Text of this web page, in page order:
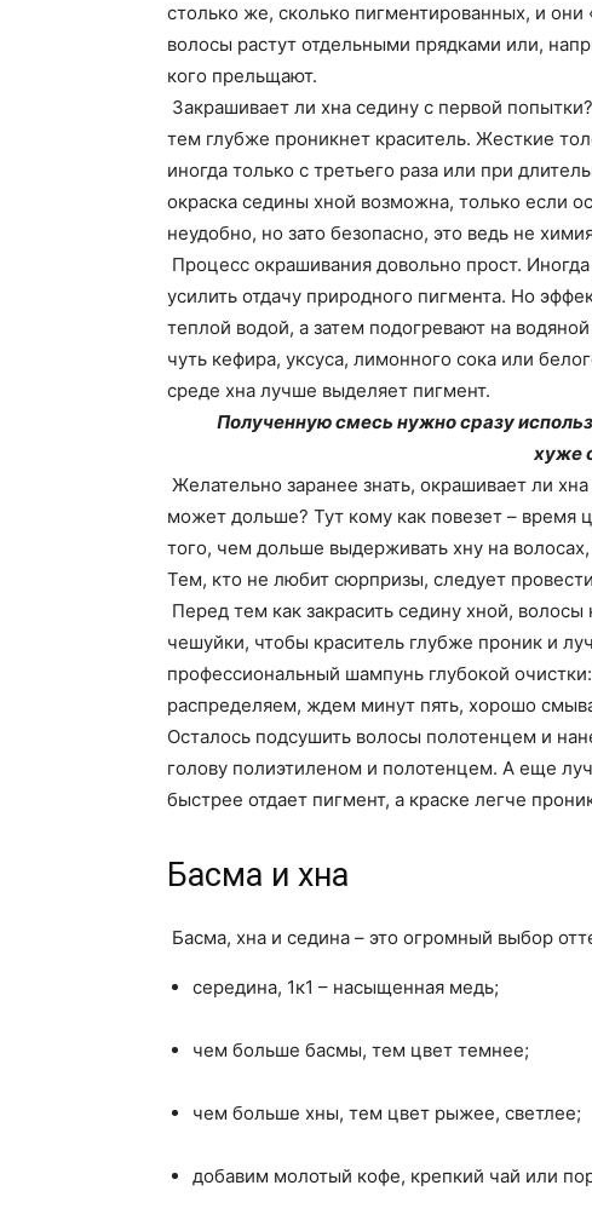
столько же, сколько пигментированных, и
волосы растут отдельными прядками или,
кого прельщают.
Закрашивает ли хна седину с первой
тем глубже проникнет краситель. Жесткие
иногда только с третьего раза или при
окраска седины хной возможна, только если
неудобно, но зато безопасно, это ведь не
Процесс окрашивания довольно прост.
усилить отдачу природного пигмента. Но
теплой водой, а затем подогревают на
чуть кефира, уксуса, лимонного сока или
среде хна лучше выделяет пигмент.
Полученную смесь нужно сразу
хуже
Желательно заранее знать, окрашивает ли
может дольше? Тут кому как повезет – время
того, чем дольше выдерживать хну на
Тем, кто не любит сюрпризы, следует
Перед тем как закрасить седину хной,
чешуйки, чтобы краситель глубже проник и
профессиональный шампунь глубокой
распределяем, ждем минут пять, хорошо
Осталось подсушить волосы полотенцем и
голову полиэтиленом и полотенцем. А еще
быстрее отдает пигмент, а краске легче
Басма и хна
Басма, хна и седина – это огромный выбор
середина, 1к1 – насыщенная медь;
чем больше басмы, тем цвет темнее;
чем больше хны, тем цвет рыжее, светлее;
добавим молотый кофе, крепкий чай или